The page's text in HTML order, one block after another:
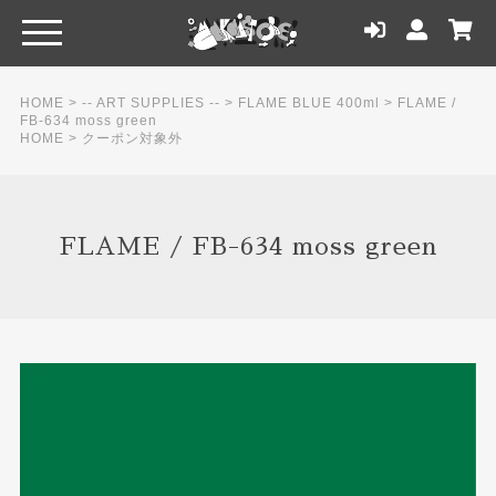
HOME > -- ART SUPPLIES -- > FLAME BLUE 400ml > FLAME /
FB-634 moss green
HOME > クーポン対象外
FLAME / FB-634 moss green